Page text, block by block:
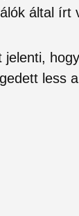
által írt
less